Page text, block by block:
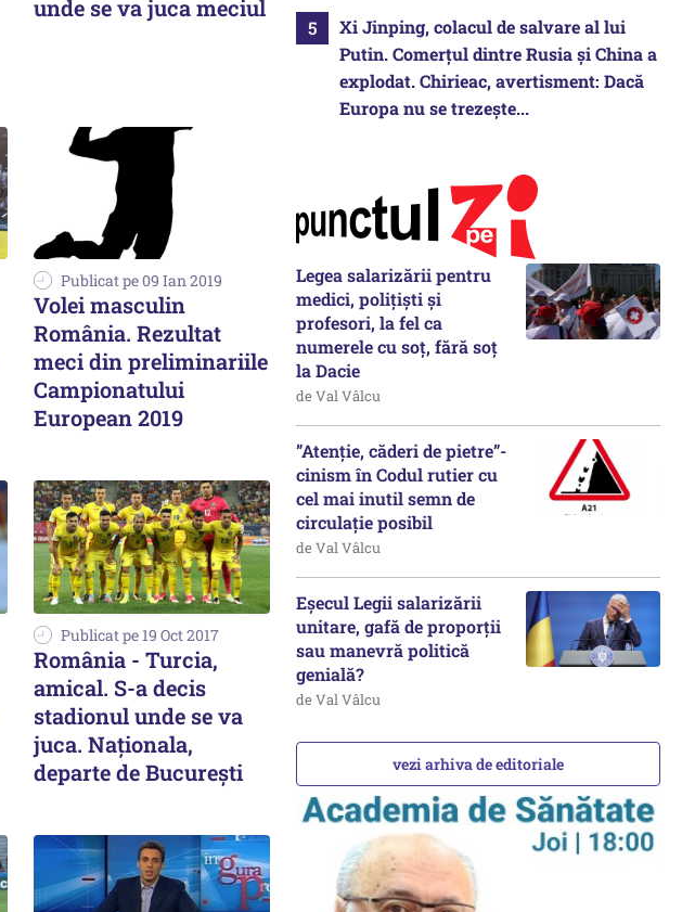
unde se va juca meciul
Publicat pe 09 Ian 2019
Volei masculin
România. Rezultat
meci din preliminariile
Campionatului
European 2019
Publicat pe 19 Oct 2017
România - Turcia,
amical. S-a decis
stadionul unde se va
juca. Naționala,
departe de București
Xi Jinping, colacul de salvare al lui
Putin. Comerțul dintre Rusia și China a
explodat. Chirieac, avertisment: Dacă
Europa nu se trezește...
Legea salarizării pentru
medici, polițiști și
profesori, la fel ca
numerele cu soț, fără soț
la Dacie
de Val Vâlcu
”Atenție, căderi de pietre”-
cinism în Codul rutier cu
cel mai inutil semn de
circulație posibil
de Val Vâlcu
Eșecul Legii salarizării
unitare, gafă de proporții
sau manevră politică
genială?
de Val Vâlcu
vezi arhiva de editoriale